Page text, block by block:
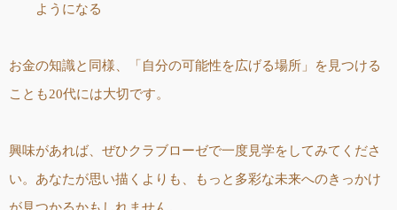
ようになる
お金の知識と同様、「自分の可能性を広げる場所」を見つける
ことも20代には大切です。
興味があれば、ぜひクラブローゼで一度見学をしてみてくださ
い。あなたが思い描くよりも、もっと多彩な未来へのきっかけ
が見つかるかもしれません。